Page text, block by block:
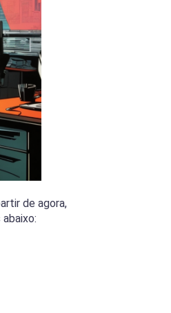
de agora,